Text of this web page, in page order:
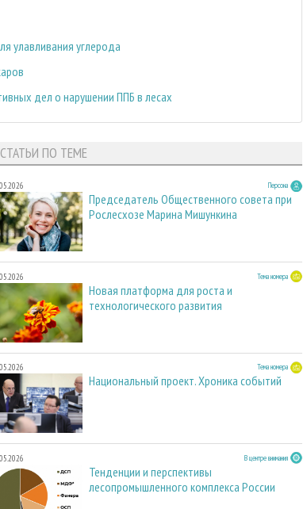
улавливания углерода
дел о нарушении ППБ в лесах
СТАТЬИ ПО ТЕМЕ
Персона
Председатель Общественного совета при
Рослесхозе Марина Мишункина
Тема номера
Новая платформа для роста и
технологического развития
Тема номера
Национальный проект. Хроника событий
В центре внимания
Тенденции и перспективы
лесопромышленного комплекса России